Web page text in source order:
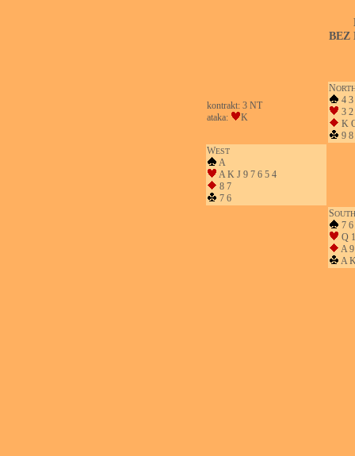
BEZ
kontrakt: 3 NT
ataka:
K
N
4
3 2
K
9
WEST
A
A K J 9 7 6 5 4
8 7
7 6
SOUTH
7
Q
A
A